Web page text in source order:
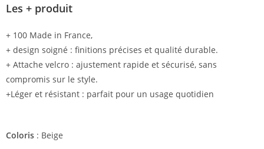
Les + produit
+ 100 Made in France,
+ design soigné : finitions précises et qualité durable.
+ Attache velcro : ajustement rapide et sécurisé, sans
compromis sur le style.
+Léger et résistant : parfait pour un usage quotidien
Coloris : Beige